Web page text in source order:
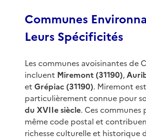
Communes
Leurs Spécificités
Les communes avoisinantes de
incluent Miremont (31190),
et Grépiac (31190). Miremont est
particulièrement connue pour
du XVIIe siècle. Ces communes
même code postal et
richesse culturelle et historique